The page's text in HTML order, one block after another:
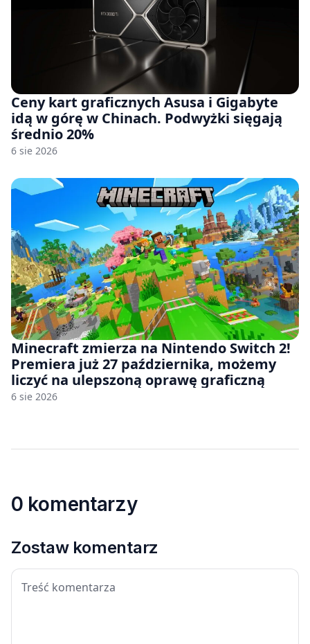
Ceny kart graficznych Asusa i Gigabyte
idą w górę w Chinach. Podwyżki sięgają
średnio 20%
6 sie 2026
Minecraft zmierza na Nintendo Switch 2!
Premiera już 27 października, możemy
liczyć na ulepszoną oprawę graficzną
6 sie 2026
0 komentarzy
Zostaw komentarz